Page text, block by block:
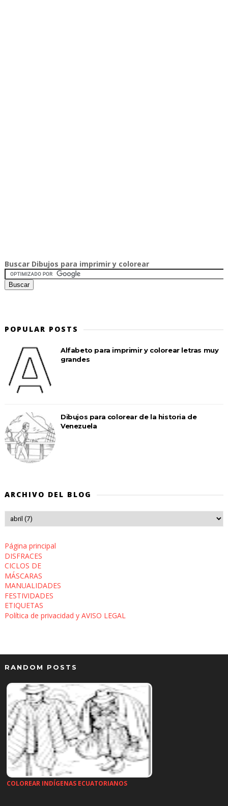
Buscar Dibujos para imprimir y colorear
POPULAR POSTS
Alfabeto para imprimir y colorear letras muy
grandes
Dibujos para colorear de la historia de
Venezuela
ARCHIVO DEL BLOG
Página principal
DISFRACES
CICLOS DE
MÁSCARAS
MANUALIDADES
FESTIVIDADES
ETIQUETAS
Política de privacidad y AVISO LEGAL
RANDOM POSTS
COLOREAR INDÍGENAS ECUATORIANOS